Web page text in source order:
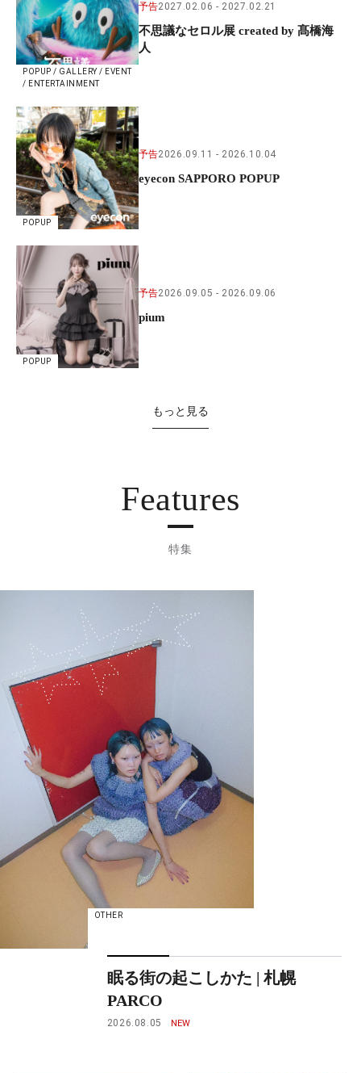
POPUP / GALLERY / EVENT
/ ENTERTAINMENT
予告2027.02.06 2027.02.21
不思議なセロル展 created by 髙橋海
人
POPUP
予告2026.09.11 2026.10.04
eyecon SAPPORO POPUP
POPUP
予告2026.09.05 2026.09.06
pium
もっと見る
Features
特集
OTHER
眠る街の起こしかた | 札幌
PARCO
2026.08.05